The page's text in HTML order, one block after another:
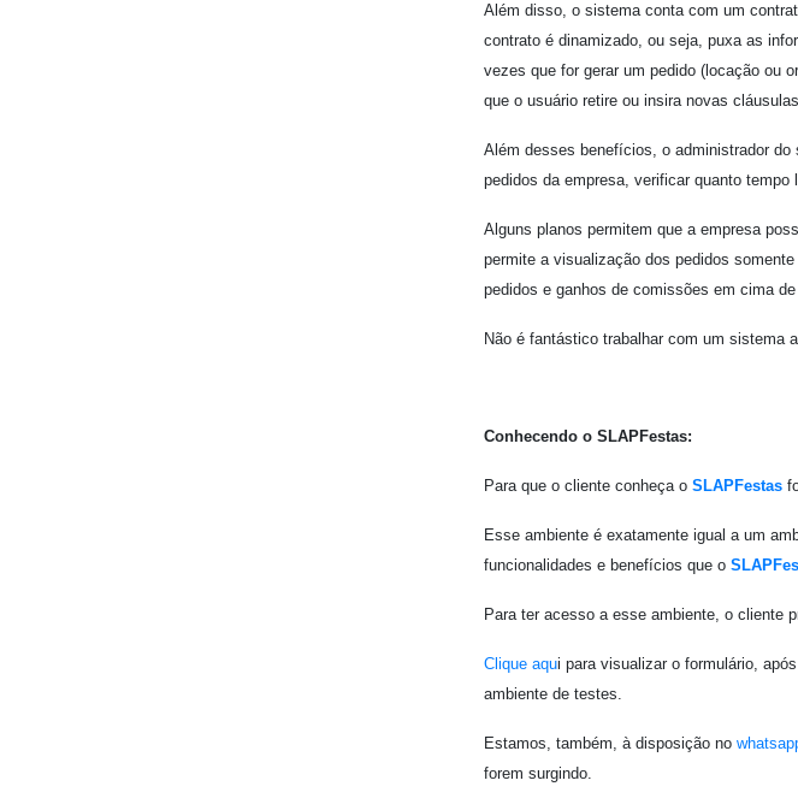
Além disso, o sistema conta com um
contrato é dinamizado, ou seja, puxa as
vezes que for gerar um pedido (locação ou
que o usuário retire ou insira novas
Além desses benefícios, o administrador
pedidos da empresa, verificar quanto
Alguns planos permitem que a empresa
permite a visualização dos pedidos
pedidos e ganhos de comissões em cima
Não é fantástico trabalhar com um sistema
Conhecendo o SLAPFestas:
Para que o cliente conheça o SLAPFestas
Esse ambiente é exatamente igual a um
funcionalidades e benefícios que o
Para ter acesso a esse ambiente, o cliente
Clique aqui para visualizar o formulário,
ambiente de testes.
Estamos, também, à disposição no
forem surgindo.